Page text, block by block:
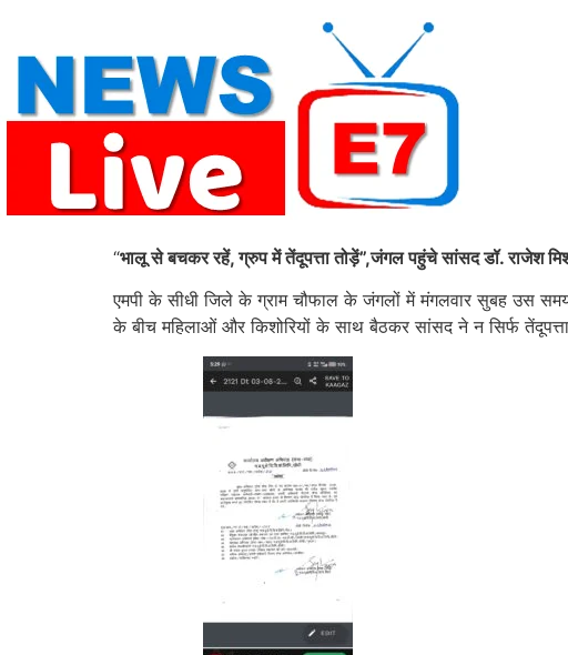
content
“भालू से बचकर रहें, ग्रुप में तेंदूपत्ता तोड़ें”,जंगल पहुंचे सांसद डॉ. राजेश
एमपी के सीधी जिले के ग्राम चौफाल के जंगलों में मंगलवार सुबह उस
के बीच महिलाओं और किशोरियों के साथ बैठकर सांसद ने न सिर्फ